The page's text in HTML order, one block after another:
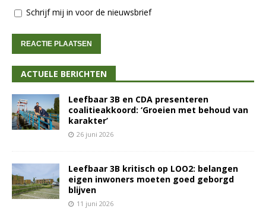
Schrijf mij in voor de nieuwsbrief
ACTUELE BERICHTEN
Leefbaar 3B en CDA presenteren
coalitieakkoord: ‘Groeien met behoud van
karakter’
26 juni 2026
Leefbaar 3B kritisch op LOO2: belangen
eigen inwoners moeten goed geborgd
blijven
11 juni 2026